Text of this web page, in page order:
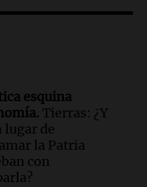
esquina
Tierras: ¿Y
lugar de
la Patria
con